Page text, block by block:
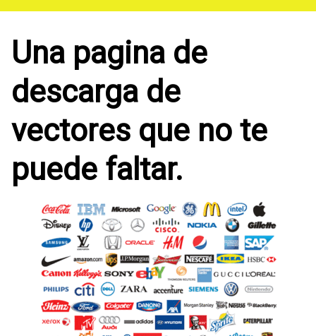
Saltar
contenido
Una pagina de
descarga de
vectores que no te
puede faltar.